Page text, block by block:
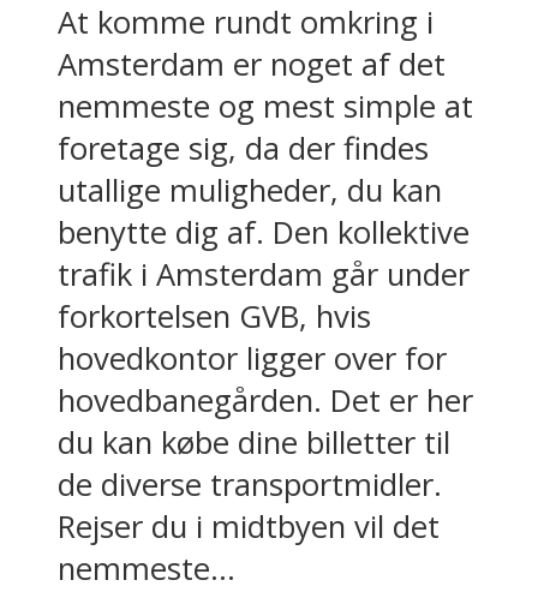
At komme rundt omkring i
Amsterdam er noget af det
nemmeste og mest simple at
foretage sig, da der findes
utallige muligheder, du kan
benytte dig af. Den kollektive
trafik i Amsterdam går under
forkortelsen GVB, hvis
hovedkontor ligger over for
hovedbanegården. Det er her
du kan købe dine billetter til
de diverse transportmidler.
Rejser du i midtbyen vil det
nemmeste...